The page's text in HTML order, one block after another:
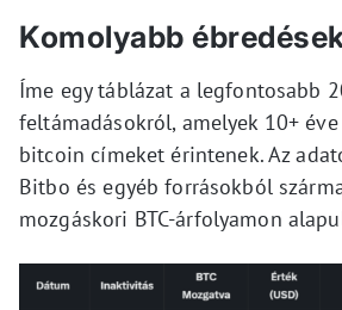
Komolyabb
Íme egy táblázat a legfontosabb
feltámadásokról, amelyek 10+
bitcoin címeket érintenek. Az
Bitbo és egyéb forrásokból
mozgáskori BTC-árfolyamon